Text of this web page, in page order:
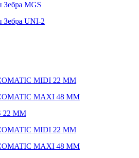
MGS
Зебра UNI-2
MIDI 22 ММ
MAXI 48 ММ
22 ММ
MIDI 22 ММ
MAXI 48 ММ